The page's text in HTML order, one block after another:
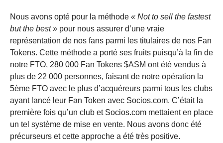
Nous avons opté pour la méthode « Not to sell the fastest
but the best » pour nous assurer d’une vraie
représentation de nos fans parmi les titulaires de nos Fan
Tokens. Cette méthode a porté ses fruits puisqu’à la fin de
notre FTO, 280 000 Fan Tokens $ASM ont été vendus à
plus de 22 000 personnes, faisant de notre opération la
5ème FTO avec le plus d’acquéreurs parmi tous les clubs
ayant lancé leur Fan Token avec Socios.com. C’était la
première fois qu’un club et Socios.com mettaient en place
un tel système de mise en vente. Nous avons donc été
précurseurs et cette approche a été très positive.